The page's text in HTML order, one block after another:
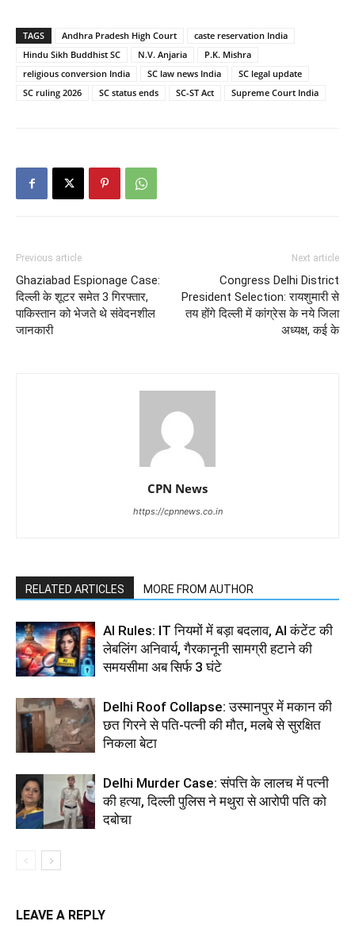
TAGS Andhra Pradesh High Court
caste reservation India
Hindu Sikh Buddhist SC
N.V. Anjaria
P.K. Mishra
religious conversion India
SC law news India
SC legal update
SC ruling 2026
SC status ends SC-ST Act Supreme Court India
Previous article
Ghaziabad Espionage Case:
दिल्ली के शूटर समेत 3 गिरफ्तार,
पाकिस्तान को भेजते थे संवेदनशील
जानकारी
Next article
Congress Delhi District
President Selection: रायशुमारी से
तय होंगे दिल्ली में कांग्रेस के नये जिला
अध्यक्ष, कई के
CPN News
https://cpnnews.co.in
RELATED ARTICLES MORE FROM AUTHOR
AI Rules: IT नियमों में बड़ा बदलाव, AI कंटेंट की
लेबलिंग अनिवार्य, गैरकानूनी सामग्री हटाने की
समयसीमा अब सिर्फ 3 घंटे
Delhi Roof Collapse: उस्मानपुर में मकान की
छत गिरने से पति-पत्नी की मौत, मलबे से सुरक्षित
निकला बेटा
Delhi Murder Case: संपत्ति के लालच में पत्नी
की हत्या, दिल्ली पुलिस ने मथुरा से आरोपी पति को
दबोचा
LEAVE A REPLY